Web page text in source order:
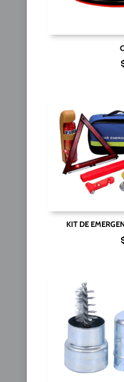
KIT DE